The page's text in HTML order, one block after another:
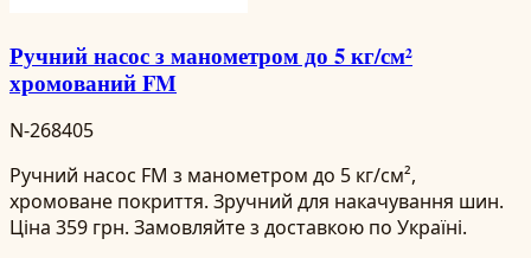
Ручний насос з манометром до 5 кг/см²
хромований FM
N-268405
Ручний насос FM з манометром до 5 кг/см²,
хромоване покриття. Зручний для накачування шин.
Ціна 359 грн. Замовляйте з доставкою по Україні.